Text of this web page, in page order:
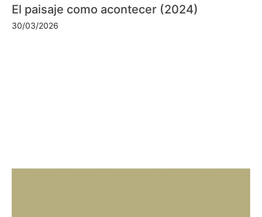
El paisaje como acontecer (2024)
30/03/2026